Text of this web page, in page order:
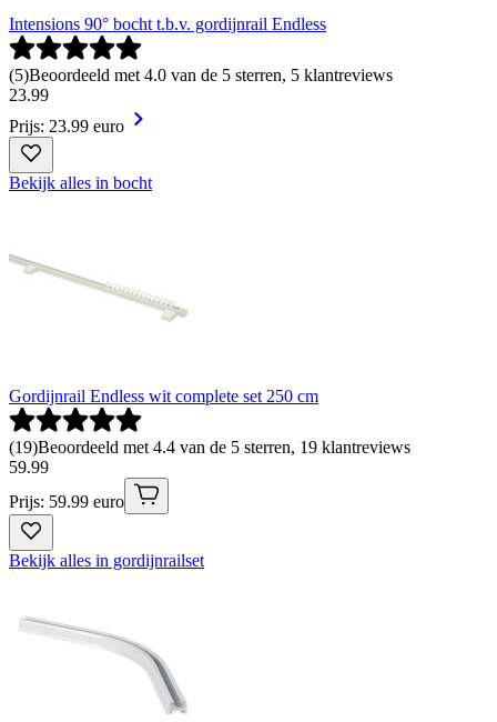
Intensions 90° bocht t.b.v. gordijnrail Endless
(5)Beoordeeld met 4.0 van de 5 sterren, 5 klantreviews
23.99
Prijs: 23.99 euro
Bekijk alles in bocht
Gordijnrail Endless wit complete set 250 cm
(19)Beoordeeld met 4.4 van de 5 sterren, 19 klantreviews
59.99
Prijs: 59.99 euro
Bekijk alles in gordijnrailset